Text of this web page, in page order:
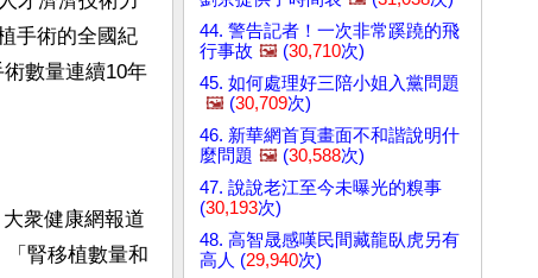
手術的全國紀
數量連續10年
衆健康網報道
腎移植數量和
44. 警告記者！一次非常蹊蹺的飛
行事故 🖼️ (30,710次)
45. 如何處理好三陪小姐入黨問題
🖼️ (30,709次)
46. 新華網首頁畫面不和諧說明什
麼問題 🖼️ (30,588次)
47. 說說老江至今未曝光的糗事
(30,193次)
48. 高智晟感嘆民間藏龍臥虎另有
高人 (29,940次)